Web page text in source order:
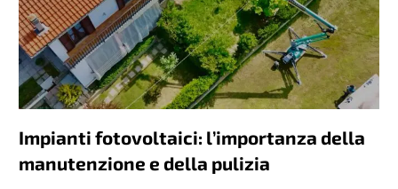
Impianti fotovoltaici: l’importanza della
manutenzione e della pulizia